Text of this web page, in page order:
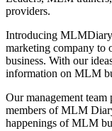
providers.
Introducing
marketing company to
business. With our
information on MLM
Our management
members of MLM
happenings of MLM